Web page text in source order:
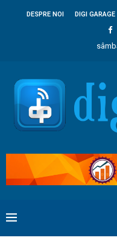
DESPRE NOI DIGI GARAGE